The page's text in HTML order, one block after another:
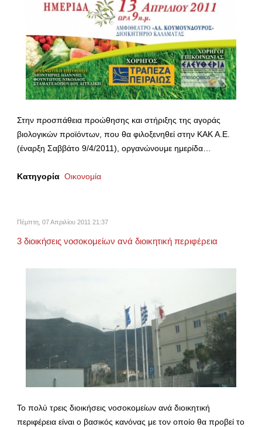
Στην προσπάθεια προώθησης και στήριξης της αγοράς
βιολογικών προϊόντων, που θα φιλοξενηθεί στην ΚΑΚ Α.Ε.
(έναρξη Σαββάτο 9/4/2011), οργανώνουμε ημερίδα…
Κατηγορία Οικονομία
Πέμπτη, 07 Απριλίου 2011 21:37
3 διοικήσεις νοσοκομείων ανά διοικητική περιφέρεια
Το πολύ τρεις διοικήσεις νοσοκομείων ανά διοικητική
περιφέρεια είναι ο βασικός κανόνας με τον οποίο θα προβεί το